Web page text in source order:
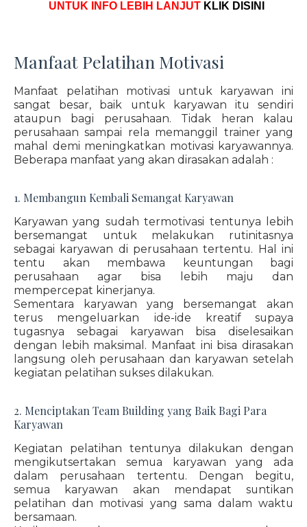
UNTUK INFO LEBIH LANJUT KLIK DISINI
Manfaat Pelatihan Motivasi
Manfaat pelatihan motivasi untuk karyawan ini
sangat besar, baik untuk karyawan itu sendiri
ataupun bagi perusahaan. Tidak heran kalau
perusahaan sampai rela memanggil trainer yang
mahal demi meningkatkan motivasi karyawannya.
Beberapa manfaat yang akan dirasakan adalah :
1. Membangun Kembali Semangat Karyawan
Karyawan yang sudah termotivasi tentunya lebih
bersemangat untuk melakukan rutinitasnya
sebagai karyawan di perusahaan tertentu. Hal ini
tentu akan membawa keuntungan bagi
perusahaan agar bisa lebih maju dan
mempercepat kinerjanya.
Sementara karyawan yang bersemangat akan
terus mengeluarkan ide-ide kreatif supaya
tugasnya sebagai karyawan bisa diselesaikan
dengan lebih maksimal. Manfaat ini bisa dirasakan
langsung oleh perusahaan dan karyawan setelah
kegiatan pelatihan sukses dilakukan.
2. Menciptakan Team Building yang Baik Bagi Para
Karyawan
Kegiatan pelatihan tentunya dilakukan dengan
mengikutsertakan semua karyawan yang ada
dalam perusahaan tertentu. Dengan begitu,
semua karyawan akan mendapat suntikan
pelatihan dan motivasi yang sama dalam waktu
bersamaan.